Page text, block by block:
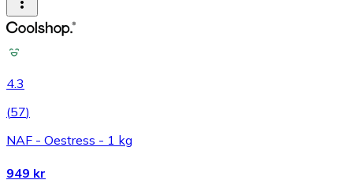
4.3
(57)
NAF - Oestress - 1 kg
949 kr